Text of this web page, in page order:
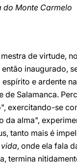
Monte Carmelo
de virtude,
inaugurado,
e ardente
Salamanca.
exercitando-se
da alma",
tanto mais é
, onde ela fala
termina